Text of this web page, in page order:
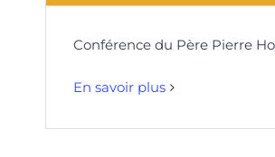
Conférence du Père Pierre
En savoir plus